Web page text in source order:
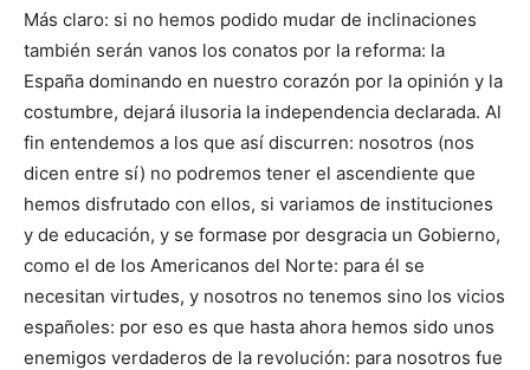
Más claro: si no hemos podido mudar de inclinaciones
también serán vanos los conatos por la reforma: la
España dominando en nuestro corazón por la opinión y la
costumbre, dejará ilusoria la independencia declarada. Al
fin entendemos a los que así discurren: nosotros (nos
dicen entre sí) no podremos tener el ascendiente que
hemos disfrutado con ellos, si variamos de instituciones
y de educación, y se formase por desgracia un Gobierno,
como el de los Americanos del Norte: para él se
necesitan virtudes, y nosotros no tenemos sino los vicios
españoles: por eso es que hasta ahora hemos sido unos
enemigos verdaderos de la revolución: para nosotros fue